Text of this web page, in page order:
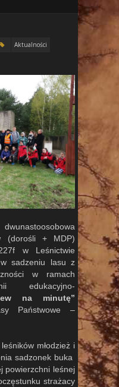
Aktualności
(dorośli + MDP)
w Leśnictwie
sadzeniu lasu z
w ramach
edukacyjno-
na minutę”
Państwowe –
młodzież i
sadzonek buka
powierzchni leśnej
strażacy